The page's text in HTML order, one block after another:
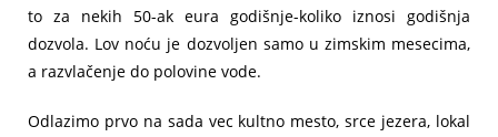
to za nekih 50-ak eura godišnje-koliko iznosi godišnja
dozvola. Lov noću je dozvoljen samo u zimskim mesecima,
a razvlačenje do polovine vode.
Odlazimo prvo na sada vec kultno mesto, srce jezera, lokal